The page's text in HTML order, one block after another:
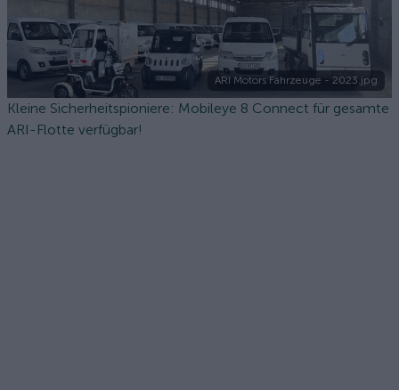
ARI Motors Fahrzeuge - 2023.jpg
Kleine Sicherheitspioniere: Mobileye 8 Connect für gesamte
ARI-Flotte verfügbar!